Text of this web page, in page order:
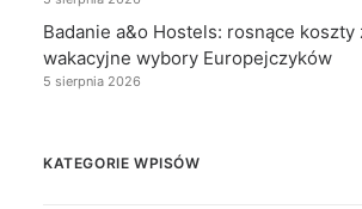
Badanie a&o Hostels: rosnące koszty
wakacyjne wybory Europejczyków
5 sierpnia 2026
KATEGORIE WPISÓW